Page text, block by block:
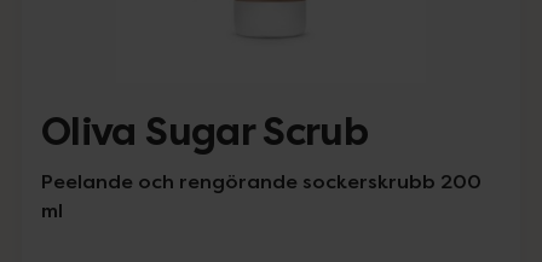
Oliva Sugar Scrub
Peelande och rengörande sockerskrubb 200
ml